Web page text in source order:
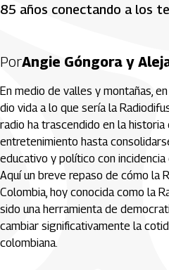
85 años conectando a los
PorAngie Góngora y
En medio de valles y montañas,
dio vida a lo que sería la
radio ha trascendido en la historia
entretenimiento hasta
educativo y político con incidencia
Aquí un breve repaso de cómo la
Colombia, hoy conocida como la
sido una herramienta de
cambiar significativamente la
colombiana.